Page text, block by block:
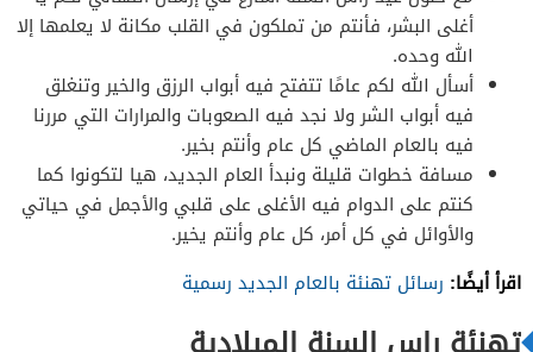
أغلى البشر، فأنتم من تملكون في القلب مكانة لا يعلمها إلا
الله وحده.
أسأل الله لكم عامًا تتفتح فيه أبواب الرزق والخير وتنغلق
فيه أبواب الشر ولا نجد فيه الصعوبات والمرارات التي مررنا
فيه بالعام الماضي كل عام وأنتم بخير.
مسافة خطوات قليلة ونبدأ العام الجديد، هيا لتكونوا كما
كنتم على الدوام فيه الأغلى على قلبي والأجمل في حياتي
والأوائل في كل أمر، كل عام وأنتم يخير.
اقرأ أيضًا: رسائل تهنئة بالعام الجديد رسمية